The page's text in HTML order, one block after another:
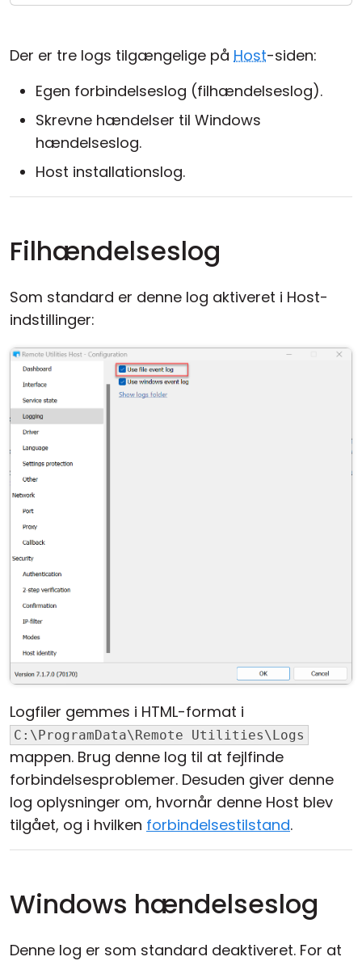
Der er tre logs tilgængelige på Host-siden:
Egen forbindelseslog (filhændelseslog).
Skrevne hændelser til Windows
hændelseslog.
Host installationslog.
Filhændelseslog
Som standard er denne log aktiveret i Host-
indstillinger:
Logfiler gemmes i HTML-format i
C:\ProgramData\Remote Utilities\Logs
mappen. Brug denne log til at fejlfinde
forbindelsesproblemer. Desuden giver denne
log oplysninger om, hvornår denne Host blev
tilgået, og i hvilken forbindelsestilstand.
Windows hændelseslog
Denne log er som standard deaktiveret. For at